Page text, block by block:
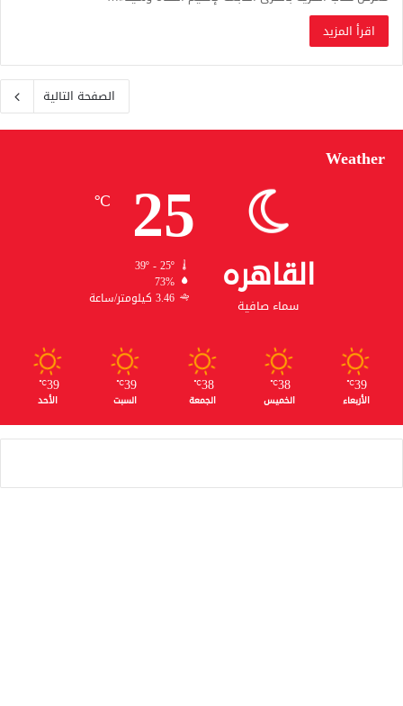
اقرأ المزيد
الصفحة التالية
Weather
القاهره
سماء صافية
25
℃
39º - 25º
73%
3.46 كيلومتر/ساعة
39
℃
الأربعاء
38
℃
الخميس
38
℃
الجمعة
39
℃
السبت
39
℃
الأحد